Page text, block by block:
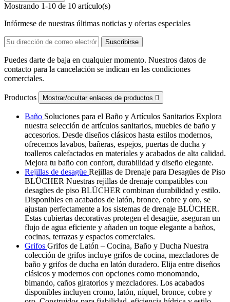
Mostrando 1-10 de 10 artículo(s)
Infórmese de nuestras últimas noticias y ofertas especiales
Puedes darte de baja en cualquier momento. Nuestros datos de
contacto para la cancelación se indican en las condiciones
comerciales.
Productos Mostrar/ocultar enlaces de productos 
Baño Soluciones para el Baño y Artículos Sanitarios Explora
nuestra selección de artículos sanitarios, muebles de baño y
accesorios. Desde diseños clásicos hasta estilos modernos,
ofrecemos lavabos, bañeras, espejos, puertas de ducha y
toalleros calefactados en materiales y acabados de alta calidad.
Mejora tu baño con confort, durabilidad y diseño elegante.
Rejillas de desagüe Rejillas de Drenaje para Desagües de Piso
BLÜCHER Nuestras rejillas de drenaje compatibles con
desagües de piso BLÜCHER combinan durabilidad y estilo.
Disponibles en acabados de latón, bronce, cobre y oro, se
ajustan perfectamente a los sistemas de drenaje BLÜCHER.
Estas cubiertas decorativas protegen el desagüe, aseguran un
flujo de agua eficiente y añaden un toque elegante a baños,
cocinas, terrazas y espacios comerciales.
Grifos Grifos de Latón – Cocina, Baño y Ducha Nuestra
colección de grifos incluye grifos de cocina, mezcladores de
baño y grifos de ducha en latón duradero. Elija entre diseños
clásicos y modernos con opciones como monomando,
bimando, caños giratorios y mezcladores. Los acabados
disponibles incluyen cromo, latón, níquel, bronce, cobre y